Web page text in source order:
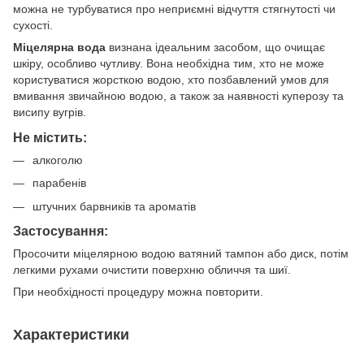
можна не турбуватися про неприємні відчуття стягнутості чи
сухості.
Міцелярна вода визнана ідеальним засобом, що очищає
шкіру, особливо чутливу. Вона необхідна тим, хто не може
користуватися жорсткою водою, хто позбавлений умов для
вмивання звичайною водою, а також за наявності куперозу та
висипу вугрів.
Не містить:
алкоголю
парабенів
штучних барвників та ароматів
Застосування:
Просочити міцелярною водою ватяний тампон або диск, потім
легкими рухами очистити поверхню обличчя та шиї.
При необхідності процедуру можна повторити.
Характеристики